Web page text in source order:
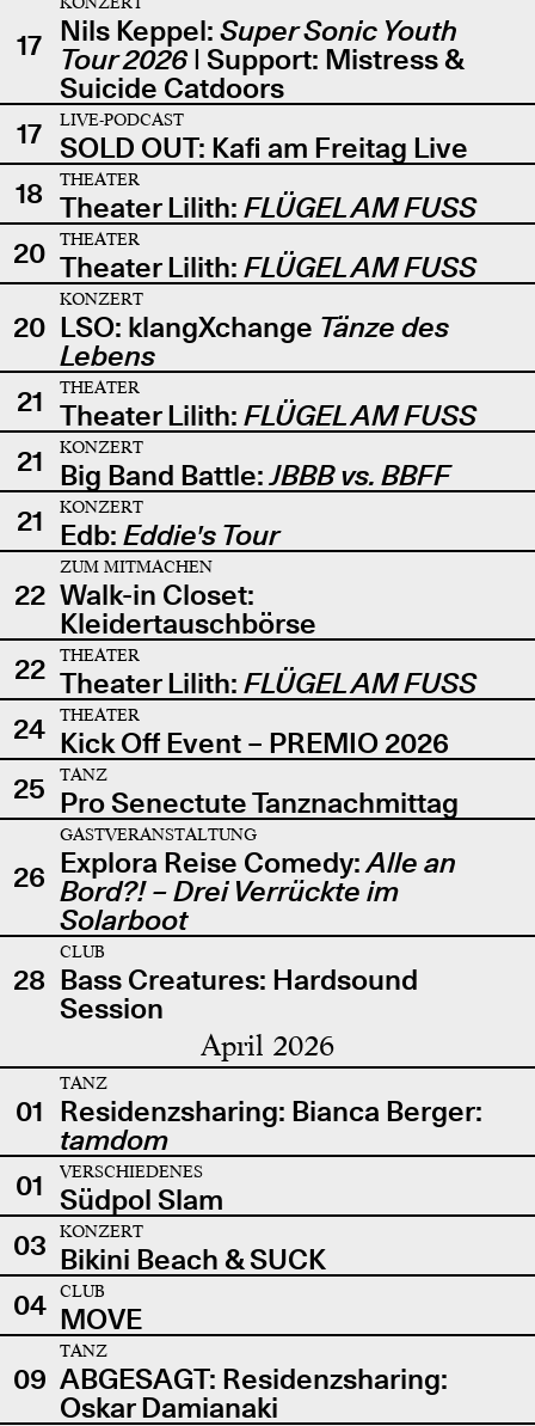
17 Nils Keppel: Super Sonic Youth
Tour 2026| Support: Mistress &
Suicide Catdoors
17
LIVE-PODCAST
SOLD OUT: Kafi am Freitag Live
18
THEATER
Theater Lilith: FLÜGEL AM FUSS
20
THEATER
Theater Lilith: FLÜGEL AM FUSS
20
KONZERT
LSO: klangXchange Tänze des
Lebens
21
THEATER
Theater Lilith: FLÜGEL AM FUSS
21
KONZERT
Big Band Battle:JBBB vs. BBFF
21
KONZERT
Edb: Eddie's Tour
22
ZUM MITMACHEN
Walk-in Closet:
Kleidertauschbörse
22
THEATER
Theater Lilith: FLÜGEL AM FUSS
24
THEATER
Kick Off Event – PREMIO 2026
25
TANZ
Pro Senectute Tanznachmittag
26
GASTVERANSTALTUNG
Explora Reise Comedy:Alle an
Bord?! – Drei Verrückte im
Solarboot
28
CLUB
Bass Creatures: Hardsound
Session
April 2026
01
TANZ
Residenzsharing: Bianca Berger:
tamdom
01
VERSCHIEDENES
Südpol Slam
03
KONZERT
Bikini Beach & SUCK
04
CLUB
MOVE
09
TANZ
ABGESAGT: Residenzsharing:
Oskar Damianaki